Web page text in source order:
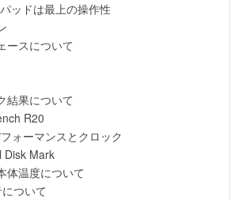
ッドは最上の操作性
ースについて
結果について
R20
ォーマンスとクロック
Disk Mark
体温度について
ついて